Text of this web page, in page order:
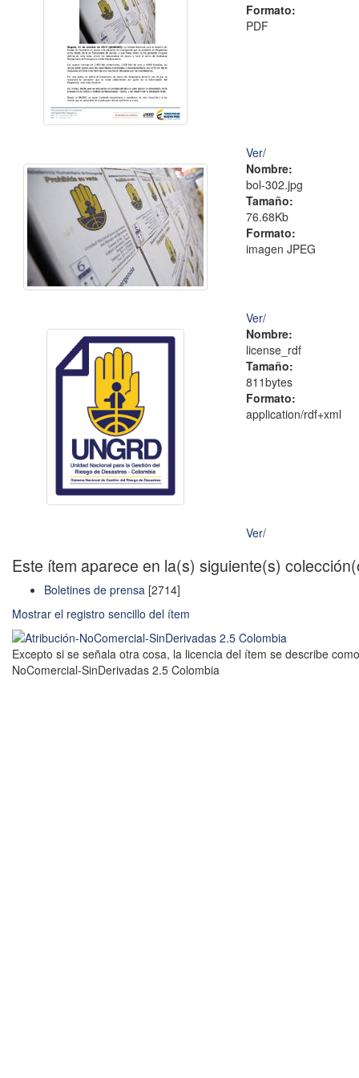
Formato:
PDF
Ver/
Nombre:
bol-302.jpg
Tamaño:
76.68Kb
Formato:
imagen JPEG
Ver/
Nombre:
license_rdf
Tamaño:
811bytes
Formato:
application/rdf+xml
Ver/
Este ítem aparece en la(s) siguiente(s)
Boletines de prensa [2714]
Mostrar el registro sencillo del ítem
Excepto si se señala otra cosa, la licencia del ítem se describe
NoComercial-SinDerivadas 2.5 Colombia